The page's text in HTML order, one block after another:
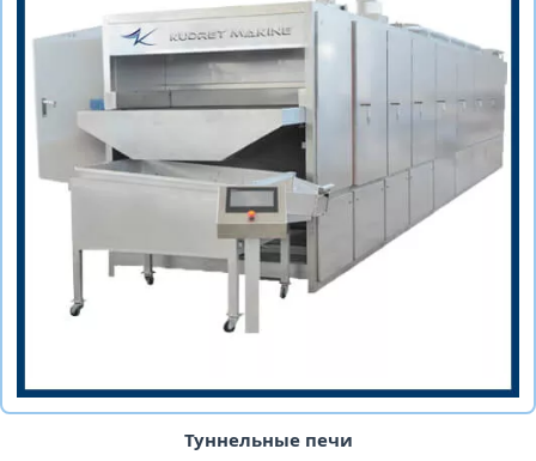
Туннельные печи